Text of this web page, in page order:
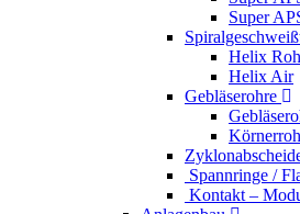
Super
Helix
Helix Air
Gebläserohre
Spannringe /
Kontakt –